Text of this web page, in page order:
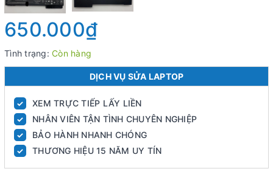
650.000₫
Tình trạng: Còn hàng
DỊCH VỤ SỬA LAPTOP
✓ XEM TRỰC TIẾP LẤY LIỀN
✓ NHÂN VIÊN TẬN TÌNH CHUYÊN NGHIỆP
✓ BẢO HÀNH NHANH CHÓNG
✓ THƯƠNG HIỆU 15 NĂM UY TÍN